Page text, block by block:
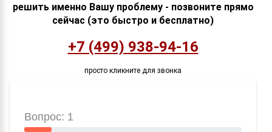
решить именно Вашу проблему - позвоните прямо
сейчас (это быстро и бесплатно)
+7 (499) 938-94-16
просто кликните для звонка